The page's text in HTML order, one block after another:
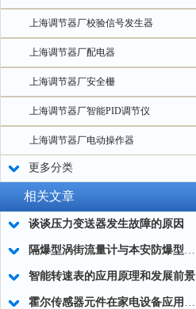
上海调节器厂校验信号发生器
上海调节器厂配电器
上海调节器厂安全栅
上海调节器厂智能PID调节仪
上海调节器厂电动操作器
更多分类
相关文章
谈谈压力变送器发生故障的原因
隔爆型涡街流量计与本安防爆型涡街流量计使用上的不同点
智能转速表的应用原理和发展前景
霍尔传感器元件在家电设备应用中的优势